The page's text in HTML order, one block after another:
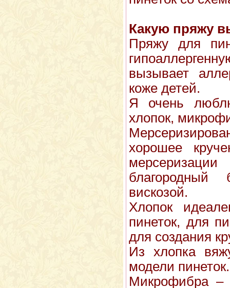
Какую пряжу
Пряжу для
вызывает
коже детей.
Я очень
хлопок,
хорошее
вискозой.
Хлопок
пинеток, для
для создания
Из хлопка
модели пинеток.
Микрофибра –